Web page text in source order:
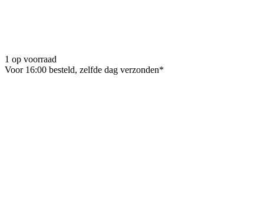
1 op voorraad
Voor 16:00 besteld, zelfde dag verzonden*